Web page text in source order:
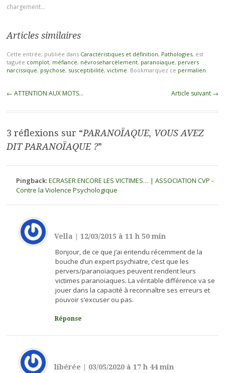
chargement…
Articles similaires
Cette entrée, publiée dans Caractéristiques et définition, Pathologies, est
taguée complot, méfiance, névroseharcèlement, paranoïaque, pervers
narcissique, psychose, susceptibilité, victime. Bookmarquez ce permalien.
← ATTENTION AUX MOTS… Article suivant →
3 réflexions sur “PARANOÏAQUE, VOUS AVEZ
DIT PARANOÏAQUE ?”
Pingback:ECRASER ENCORE LES VICTIMES… | ASSOCIATION CVP -
Contre la Violence Psychologique
Vella |12/03/2015 à 11 h 50 min
Bonjour, de ce que j’ai entendu récemment de la
bouche d’un expert psychiatre, c’est que les
pervers/paranoïaques peuvent rendent leurs
victimes paranoïaques. La véritable différence va se
jouer dans la capacité à reconnaître ses erreurs et
pouvoir s’excuser ou pas.
Réponse
libérée 03/05/2020 à 17 h 44 min